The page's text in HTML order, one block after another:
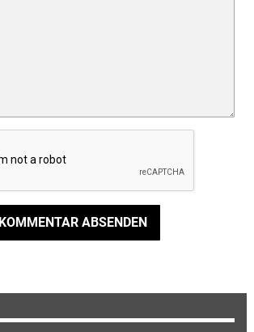
KOMMENTAR ABSENDEN